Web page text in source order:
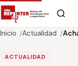
Inicio Actualidad
ACTUALIDAD